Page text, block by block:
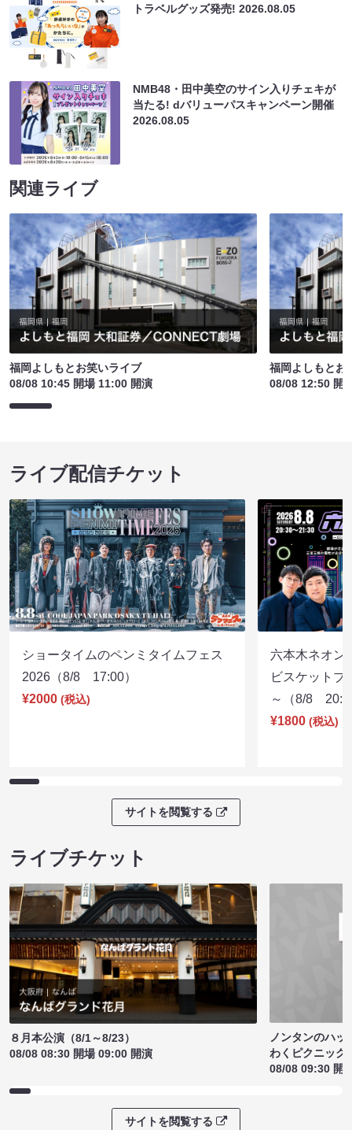
トラベルグッズ発売!2026.08.05
NMB48・田中美空のサイン入りチェキが
当たる! dバリューパスキャンペーン開催
2026.08.05
関連ライブ
福岡よしもとお笑いライブ
08/08 10:45 開場 11:00 開演
福岡よしもとお
08/08 12:50 開
ライブ配信チケット
ショータイムのペンミタイムフェス
2026（8/8 17:00）
¥2000 (税込)
六本木ネオン
ビスケットブ
～（8/8
¥1800 (税込)
サイトを閲覧する
ライブチケット
８月本公演（8/1～8/23）
08/08 08:30 開場 09:00 開演
ノンタンのハッ
わくピクニック
08/08 09:30 開
サイトを閲覧する